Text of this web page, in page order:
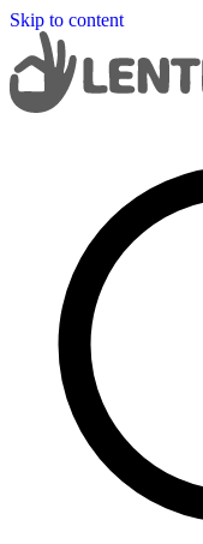
Skip to content